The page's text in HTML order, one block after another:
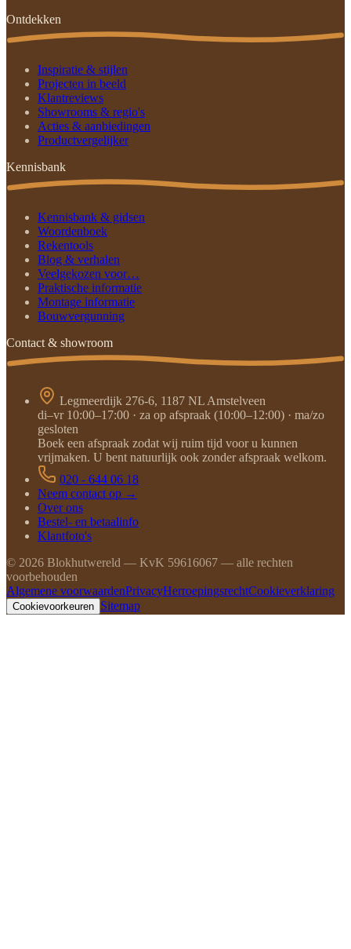
Ontdekken
Inspiratie & stijlen
Projecten in beeld
Klantreviews
Showrooms & regio's
Acties & aanbiedingen
Productvergelijker
Kennisbank
Kennisbank & gidsen
Woordenboek
Rekentools
Blog & verhalen
Veelgekozen voor…
Praktische informatie
Montage informatie
Bouwvergunning
Contact & showroom
Legmeerdijk 276-6, 1187 NL Amstelveen
di–vr 10:00–17:00 · za op afspraak (10:00–12:00) · ma/zo
gesloten
Boek een afspraak zodat wij ruim tijd voor u kunnen
vrijmaken. U bent natuurlijk ook zonder afspraak welkom.
020 - 644 06 18
Neem contact op →
Over ons
Bestel- en betaalinfo
Klantfoto's
© 2026 Blokhutwereld — KvK 59616067 — alle rechten
voorbehouden
Algemene voorwaardenPrivacyHerroepingsrechtCookieverklaring
Cookievoorkeuren Sitemap